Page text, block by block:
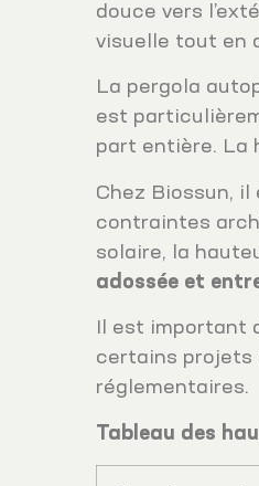
douce vers
visuelle tout en
La pergola
est
part entière. La
Chez Biossun, il
contraintes
solaire, la
adossée et
Il est important
certains projets
réglementaires.
Tableau des